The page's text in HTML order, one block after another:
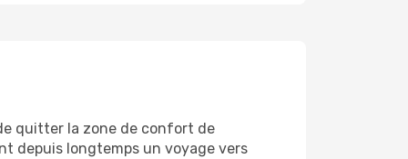
quitter la zone de confort de
depuis longtemps un voyage vers